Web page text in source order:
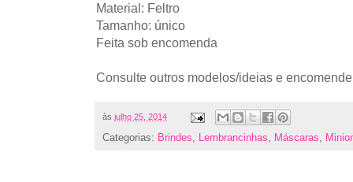
Material: Feltro
Tamanho: único
Feita sob encomenda
Consulte outros modelos/ideias e
às julho 25, 2014
Categorias: Brindes, Lembrancinhas, Máscaras,